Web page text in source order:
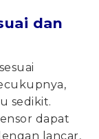
dan
sedikit.
dapat
lancar,